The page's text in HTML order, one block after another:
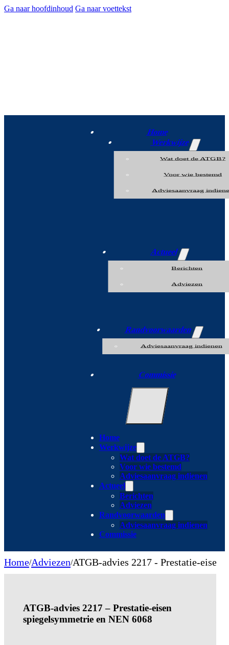
Ga naar hoofdinhoud Ga naar voettekst
Home
Werkwijze
Wat doet de ATGB?
Voor wie bestemd
Adviesaanvraag
Actueel
Berichten
Adviezen
Randvoorwaarden
Adviesaanvraag indienen
Commissie
Home
Werkwijze
Wat doet de ATGB?
Voor wie bestemd
Adviesaanvraag indienen
Actueel
Berichten
Adviezen
Randvoorwaarden
Adviesaanvraag indienen
Commissie
Home/Adviezen/ATGB-advies 2217 - Prestatie-eisen
ATGB-advies 2217 – Prestatie-eisen
spiegelsymmetrie en NEN 6068